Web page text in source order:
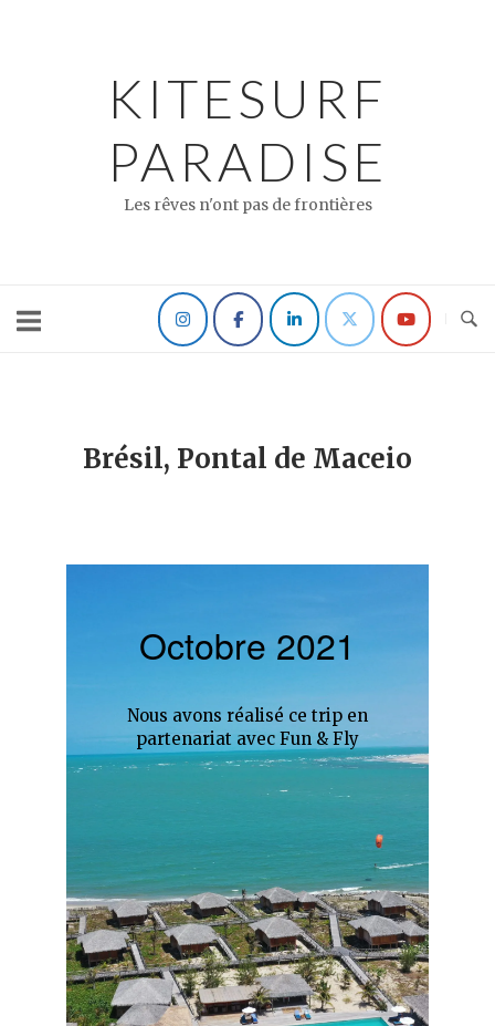
KITESURF
PARADISE
Les rêves n'ont pas de frontières
Brésil, Pontal de Maceio
Octobre 2021
Nous avons réalisé ce trip en
partenariat avec Fun & Fly